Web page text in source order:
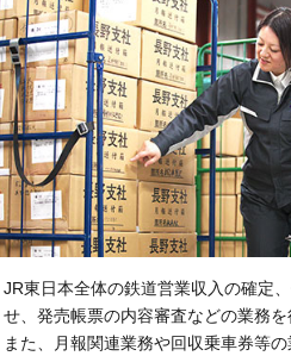
JR東日本全体の鉄道営業収入の確定
せ、発売帳票の内容審査などの業務を
また、月報関連業務や回収乗車券等